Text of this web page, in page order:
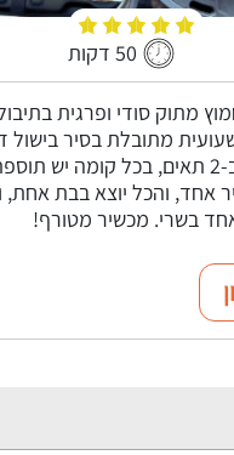
50 דקות
מתוק סודי ופרגית
מתובלת בסיר בישול
נינג'ה, 2 ארוחות ב-2 תאים, בכל קומה יש
אחד, והכל יוצא בבת אחת,
בשרי. מכשיר מטורף!